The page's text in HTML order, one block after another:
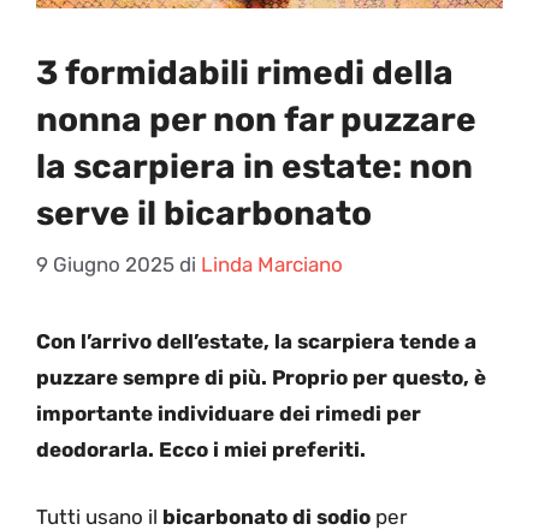
3 formidabili rimedi della
nonna per non far puzzare
la scarpiera in estate: non
serve il bicarbonato
9 Giugno 2025 di Linda Marciano
Con l’arrivo dell’estate, la scarpiera tende a
puzzare sempre di più. Proprio per questo, è
importante individuare dei rimedi per
deodorarla. Ecco i miei preferiti.
Tutti usano il bicarbonato di sodio per